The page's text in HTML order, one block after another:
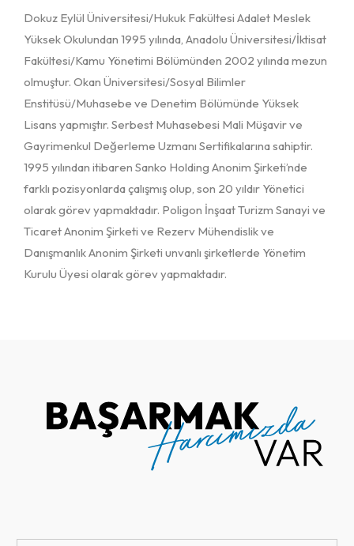
Dokuz Eylül Üniversitesi/Hukuk Fakültesi Adalet Meslek
Yüksek Okulundan 1995 yılında, Anadolu Üniversitesi/İktisat
Fakültesi/Kamu Yönetimi Bölümünden 2002 yılında mezun
olmuştur. Okan Üniversitesi/Sosyal Bilimler
Enstitüsü/Muhasebe ve Denetim Bölümünde Yüksek
Lisans yapmıştır. Serbest Muhasebesi Mali Müşavir ve
Gayrimenkul Değerleme Uzmanı Sertifikalarına sahiptir.
1995 yılından itibaren Sanko Holding Anonim Şirketi’nde
farklı pozisyonlarda çalışmış olup, son 20 yıldır Yönetici
olarak görev yapmaktadır. Poligon İnşaat Turizm Sanayi ve
Ticaret Anonim Şirketi ve Rezerv Mühendislik ve
Danışmanlık Anonim Şirketi unvanlı şirketlerde Yönetim
Kurulu Üyesi olarak görev yapmaktadır.